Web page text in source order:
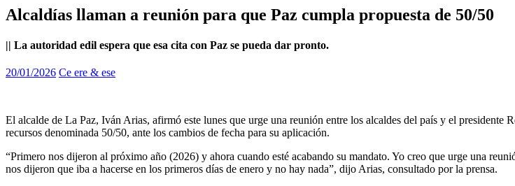
Alcaldías llaman a reunión para que Paz cumpla propuesta de 50/50
|| La autoridad edil espera que esa cita con Paz se pueda dar pronto.
20/01/2026 Ce ere & ese
El alcalde de La Paz, Iván Arias, afirmó este lunes que urge una reunión entre los alcaldes del país y el
recursos denominada 50/50, ante los cambios de fecha para su aplicación.
“Primero nos dijeron al próximo año (2026) y ahora cuando esté acabando su mandato. Yo creo que urge una
nos dijeron que iba a hacerse en los primeros días de enero y no hay nada”, dijo Arias, consultado por la prensa.